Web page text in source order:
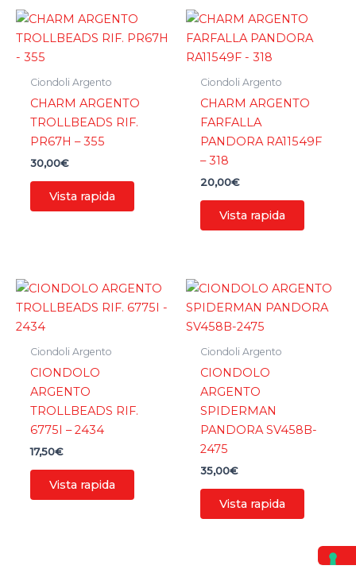
Ciondoli Argento
CHARM ARGENTO
TROLLBEADS RIF.
PR67H – 355
30,00€
Vista rapida
Ciondoli Argento
CHARM ARGENTO
FARFALLA
PANDORA RA11549F
– 318
20,00€
Vista rapida
Ciondoli Argento
CIONDOLO
ARGENTO
TROLLBEADS RIF.
6775I – 2434
17,50€
Vista rapida
Ciondoli Argento
CIONDOLO
ARGENTO
SPIDERMAN
PANDORA SV458B-
2475
35,00€
Vista rapida